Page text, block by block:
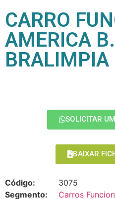
CARRO
AMERICA
BRALIMPIA
SOLICITAR
BAIXAR
Código:
3075
Segmento:
Carros